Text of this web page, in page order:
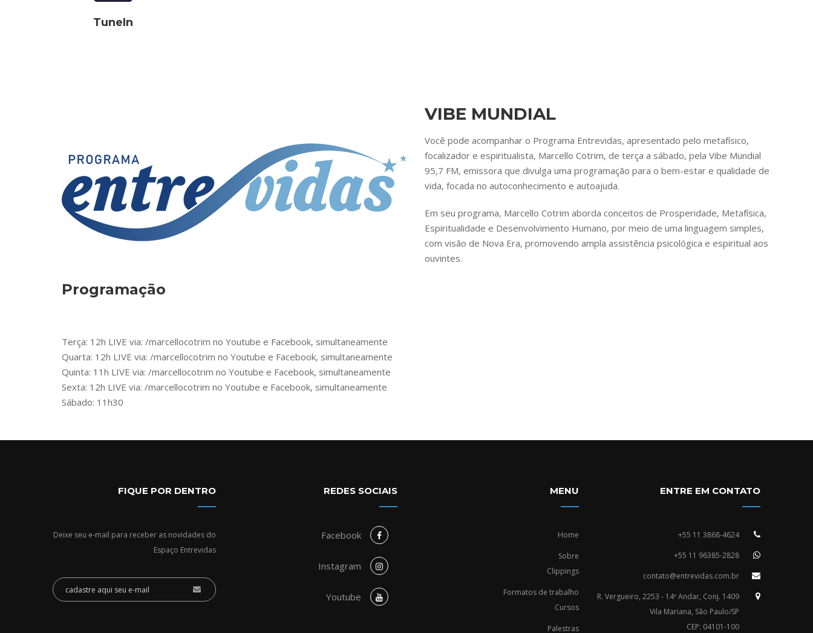
TuneIn
VIBE MUNDIAL
Você pode acompanhar o Programa Entrevidas, apresentado pelo metafísico,
focalizador e espiritualista, Marcello Cotrim, de terça a sábado, pela Vibe Mundial
95,7 FM, emissora que divulga uma programação para o bem-estar e qualidade de
vida, focada no autoconhecimento e autoajuda.
Em seu programa, Marcello Cotrim aborda conceitos de Prosperidade, Metafísica,
Espiritualidade e Desenvolvimento Humano, por meio de uma linguagem simples,
com visão de Nova Era, promovendo ampla assistência psicológica e espiritual aos
ouvintes.
Programação
Terça: 12h LIVE via: /marcellocotrim no Youtube e Facebook, simultaneamente
Quarta: 12h LIVE via: /marcellocotrim no Youtube e Facebook, simultaneamente
Quinta: 11h LIVE via: /marcellocotrim no Youtube e Facebook, simultaneamente
Sexta: 12h LIVE via: /marcellocotrim no Youtube e Facebook, simultaneamente
Sábado: 11h30
FIQUE POR DENTRO
Deixe seu e-mail para receber as novidades do
Espaço Entrevidas
REDES SOCIAIS
Facebook
Instagram
Youtube
MENU
Home
Sobre
Clippings
Formatos de trabalho
Cursos
Palestras
ENTRE EM CONTATO
+55 11 3868-4624
+55 11 96385-2828
contato@entrevidas.com.br
R. Vergueiro, 2253 - 14º Andar, Conj. 1409
Vila Mariana, São Paulo/SP
CEP: 04101-100